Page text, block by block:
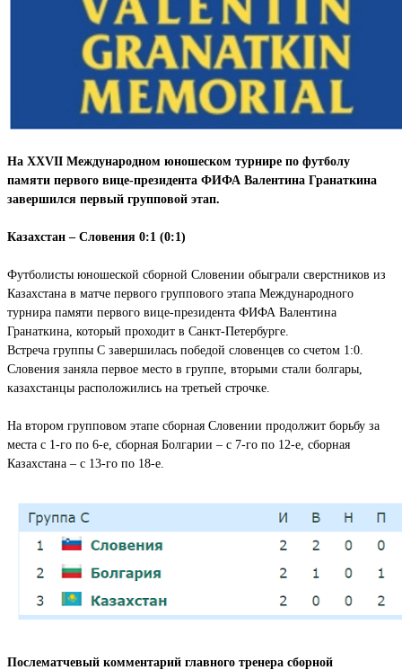
На XXVII Международном юношеском турнире по футболу
памяти первого вице-президента ФИФА Валентина Гранаткина
завершился первый групповой этап.
Казахстан – Словения 0:1 (0:1)
Футболисты юношеской сборной Словении обыграли сверстников из
Казахстана в матче первого группового этапа Международного
турнира памяти первого вице-президента ФИФА Валентина
Гранаткина, который проходит в Санкт-Петербурге.
Встреча группы С завершилась победой словенцев со счетом 1:0.
Словения заняла первое место в группе, вторыми стали болгары,
казахстанцы расположились на третьей строчке.
На втором групповом этапе сборная Словении продолжит борьбу за
места с 1-го по 6-е, сборная Болгарии – с 7-го по 12-е, сборная
Казахстана – с 13-го по 18-е.
Послематчевый комментарий главного тренера сборной